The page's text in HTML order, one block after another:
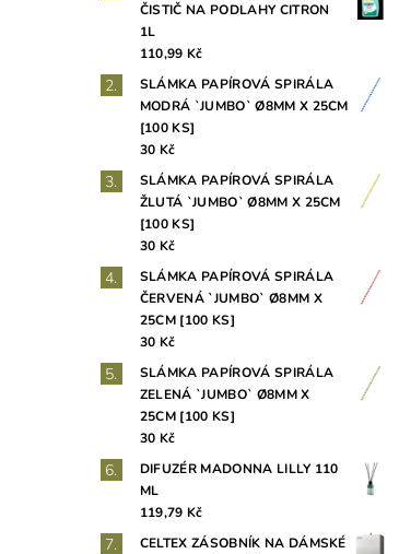
ČISTIČ NA PODLAHY CITRON
1L
110,99 Kč
SLÁMKA PAPÍROVÁ SPIRÁLA
MODRÁ `JUMBO` Ø8MM X 25CM
[100 KS]
30 Kč
SLÁMKA PAPÍROVÁ SPIRÁLA
ŽLUTÁ `JUMBO` Ø8MM X 25CM
[100 KS]
30 Kč
SLÁMKA PAPÍROVÁ SPIRÁLA
ČERVENÁ `JUMBO` Ø8MM X
25CM [100 KS]
30 Kč
SLÁMKA PAPÍROVÁ SPIRÁLA
ZELENÁ `JUMBO` Ø8MM X
25CM [100 KS]
30 Kč
DIFUZÉR MADONNA LILLY 110
ML
119,79 Kč
CELTEX ZÁSOBNÍK NA DÁMSKÉ